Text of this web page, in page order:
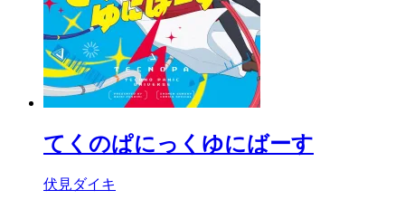
てくのぱにっくゆにばーす
伏見ダイキ